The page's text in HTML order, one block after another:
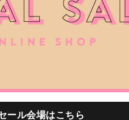
セール 40th限定 ピアス